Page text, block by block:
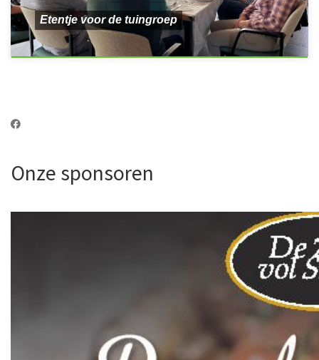
Etentje voor de tuingroep
Onze sponsoren